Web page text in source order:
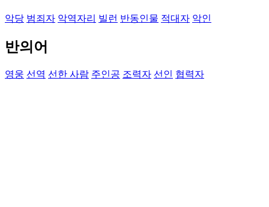
악당 범죄자 악역자리 빌런 반동인물 적대자 악인
반의어
영웅 선역 선한 사람 주인공 조력자 선인 협력자